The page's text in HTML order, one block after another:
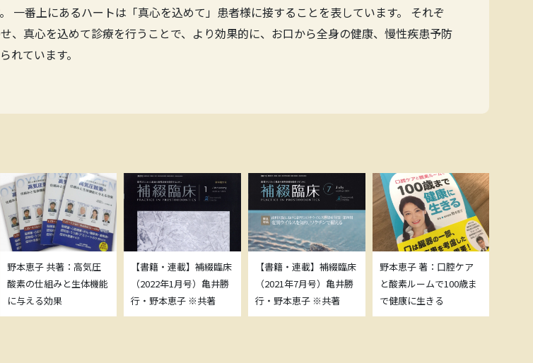
一番上にあるハートは「真心を込めて」患者様に接することを表しています。 それぞ
、真心を込めて診療を行うことで、より効果的に、お口から全身の健康、慢性疾患予防
れています。
野本恵子 共著：高気圧
酸素の仕組みと生体機能
に与える効果
【書籍・連載】補綴臨床
（2022年1月号）亀井勝
行・野本恵子 ※共著
【書籍・連載】補綴臨床
（2021年7月号）亀井勝
行・野本恵子 ※共著
野本恵子 著：口腔ケア
と酸素ルームで100歳ま
で健康に生きる